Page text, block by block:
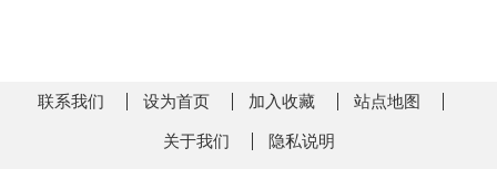
联系我们 设为首页 加入收藏 站点地图
关于我们 隐私说明